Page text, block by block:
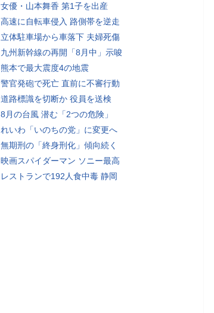
女優・山本舞香 第1子を出産
高速に自転車侵入 路側帯を逆走
立体駐車場から車落下 夫婦死傷
九州新幹線の再開「8月中」示唆
熊本で最大震度4の地震
警官発砲で死亡 直前に不審行動
道路標識を切断か 役員を送検
8月の台風 潜む「2つの危険」
れいわ「いのちの党」に変更へ
無期刑の「終身刑化」傾向続く
映画スパイダーマン ソニー最高
レストランで192人食中毒 静岡